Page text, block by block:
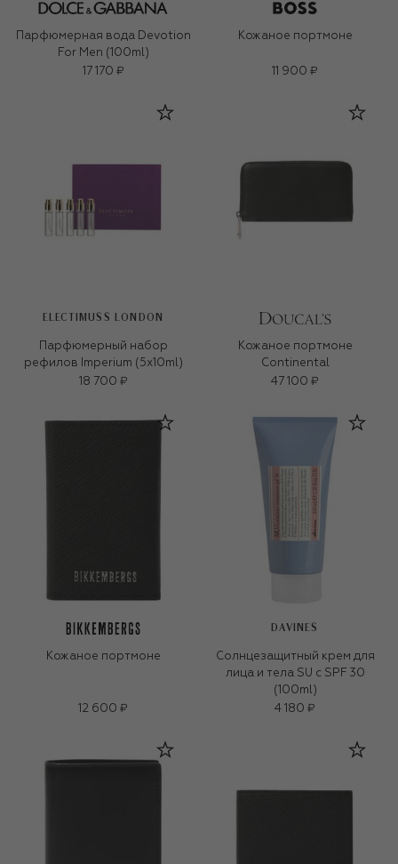
Парфюмерная вода Devotion
For Men (100ml)
17 170 ₽
Кожаное портмоне
11 900 ₽
ELECTIMUSS LONDON
Парфюмерный набор
рефилов Imperium (5x10ml)
18 700 ₽
Кожаное портмоне
Continental
47 100 ₽
Кожаное портмоне
12 600 ₽
DAVINES
Солнцезащитный крем для
лица и тела SU с SPF 30
(100ml)
4 180 ₽